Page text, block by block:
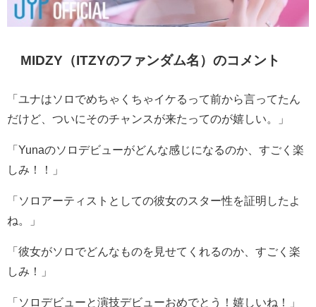
MIDZY （ITZYのファンダム名）のコメント
「ユナはソロでめちゃくちゃイケるって前から言ってたん
だけど、ついにそのチャンスが来たってのが嬉しい。」
「 Yunaのソロデビューがどんな感じになるのか、すごく楽
しみ！！」
「ソロアーティストとしての彼女のスター性を証明したよ
ね。」
「彼女がソロでどんなものを見せてくれるのか、すごく楽
しみ！」
「ソロデビューと演技デビューおめでとう！嬉しいね！」